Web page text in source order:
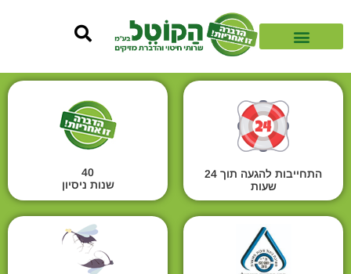
התחייבות להגעה תוך 24
שעות
40
שנות ניסיון